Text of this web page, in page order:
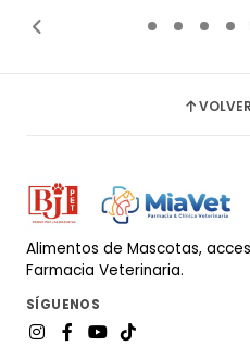
Alimentos de Mascotas,
Farmacia Veterinaria.
SÍGUENOS